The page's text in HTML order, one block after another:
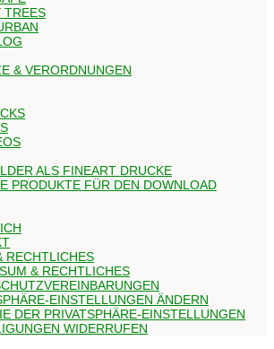
TREES
& VERORDNUNGEN
ALS FINEART DRUCKE
PRODUKTE FÜR DEN DOWNLOAD
RECHTLICHES
& RECHTLICHES
EINSTELLUNGEN ÄNDERN
DER PRIVATSPHÄRE-EINSTELLUNGEN
WIDERRUFEN